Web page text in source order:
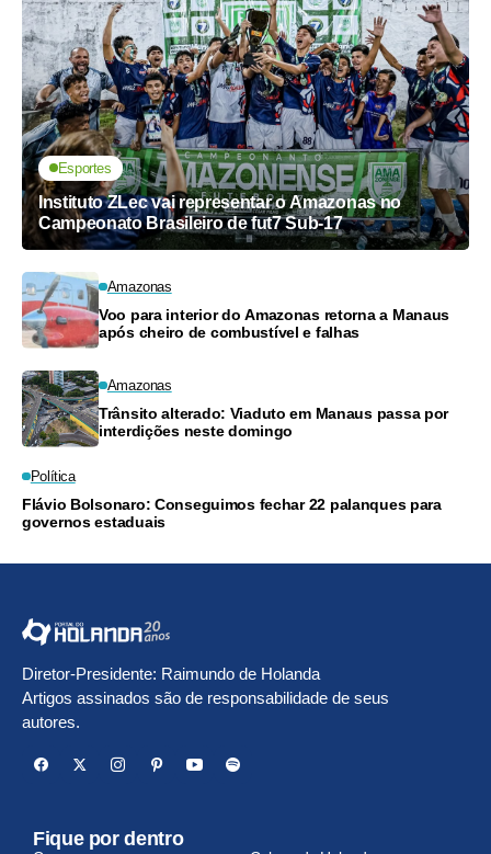
Esportes
Instituto ZLec vai representar o Amazonas no
Campeonato Brasileiro de fut7 Sub-17
Amazonas
Voo para interior do Amazonas retorna a Manaus
após cheiro de combustível e falhas
Amazonas
Trânsito alterado: Viaduto em Manaus passa por
interdições neste domingo
Política
Flávio Bolsonaro: Conseguimos fechar 22 palanques para
governos estaduais
Diretor-Presidente: Raimundo de Holanda
Artigos assinados são de responsabilidade de seus
autores.
Fique por dentro